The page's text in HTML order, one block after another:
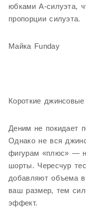
юбками А-силуэта,
пропорции силуэта.
Майка Funday
Короткие
Деним не покидает
Однако не вся
фигурам «плюс» —
шорты. Чересчур
добавляют объема
ваш размер, тем
эффект.